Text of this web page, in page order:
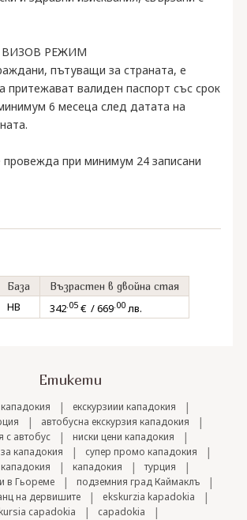
ВИЗОВ РЕЖИМ
пътуващи за страната, е
притежават валиден паспорт със срок
6 месеца след датата на
провежда при минимум 24 записани
База Възрастен в двойна стая
HB 342.05€ / 669.00лв.
Етикети
| екскурзиии кападокия |
| автобусна екскурзия кападокия |
с автобус | ниски цени кападокия |
кападокия | супер промо кападокия |
| кападокия | турция |
в Гьореме | подземния град Каймаклъ |
на дервишите | ekskurzia kapadokia |
capadokia | capadokia |